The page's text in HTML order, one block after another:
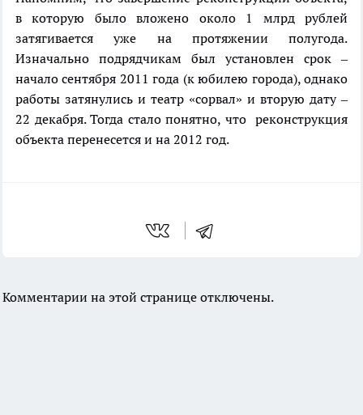
в которую было вложено около 1 млрд рублей
затягивается уже на протяжении полугода.
Изначально подрядчикам был установлен срок –
начало сентября 2011 года (к юбилею города), однако
работы затянулись и театр «сорвал» и вторую дату –
22 декабря. Тогда стало понятно, что реконструкция
объекта перенесется и на 2012 год.
Комментарии на этой странице отключены.